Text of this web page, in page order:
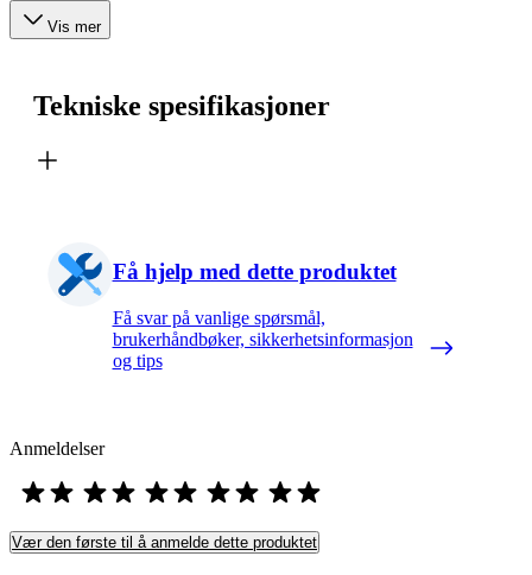
Vis mer
Tekniske spesifikasjoner
Få hjelp med dette produktet
Få svar på vanlige spørsmål,
brukerhåndbøker, sikkerhetsinformasjon
og tips
Anmeldelser
Vær den første til å anmelde dette produktet